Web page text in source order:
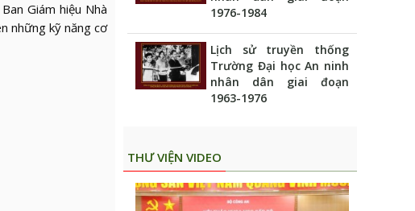
Giám hiệu Nhà
những kỹ năng cơ
1976-1984
Lịch sử truyền thống
Trường Đại học An ninh
nhân dân giai đoạn
1963-1976
THƯ VIỆN VIDEO